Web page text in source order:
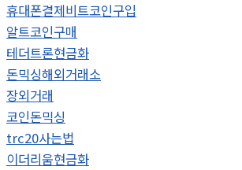
휴대폰결제비트코인구입
알트코인구매
테더트론현금화
돈믹싱해외거래소
장외거래
코인돈믹싱
trc20사는법
이더리움현금화